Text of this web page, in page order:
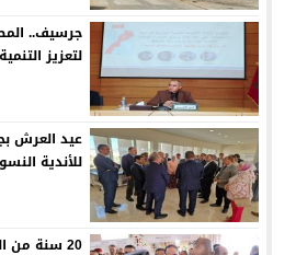
لتعزيز
عيد العرش
للأندية
20 سنة